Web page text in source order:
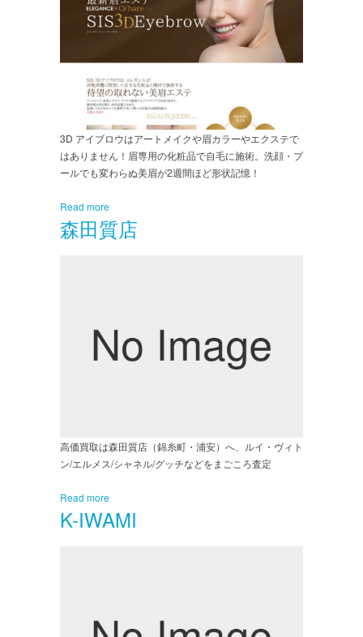
3D アイブロウはアートメイクや眉カラーやエクステで
はありません！眉専用の化粧品で自毛に施術。洗顔・プ
ールでも変わらぬ美眉が2週間ほど形状記憶！
Read more
森田質店
高価買取は森田質店（錦糸町・浦安）へ、ルイ・ヴィト
ン/エルメス/シャネル/グッチなどをまごころ査定
Read more
K-IWAMI